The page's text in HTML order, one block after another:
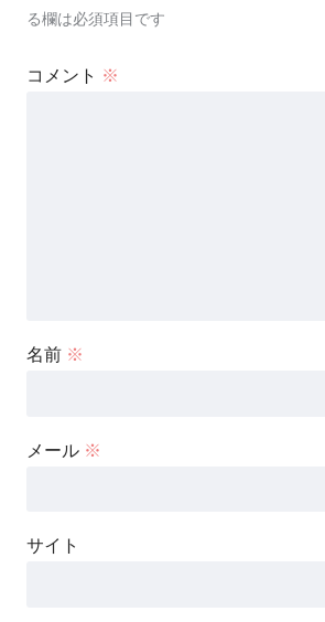
る欄は必須項目です
コメント ※
名前 ※
メール ※
サイト